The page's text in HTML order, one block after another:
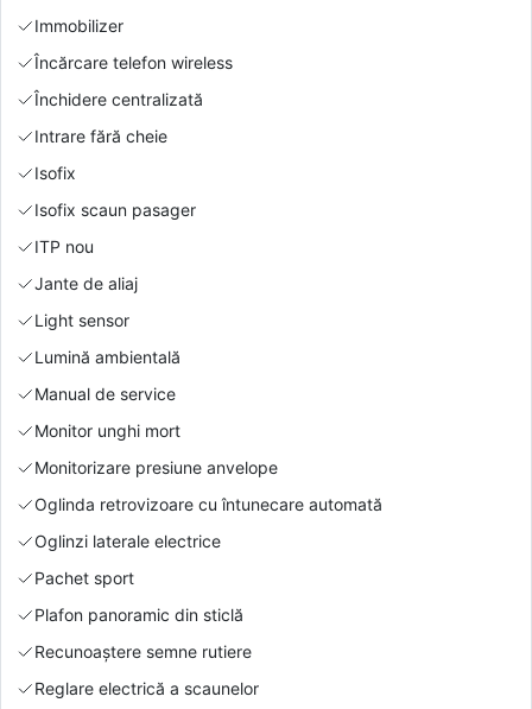
Immobilizer
Încărcare telefon wireless
Închidere centralizată
Intrare fără cheie
Isofix
Isofix scaun pasager
ITP nou
Jante de aliaj
Light sensor
Lumină ambientală
Manual de service
Monitor unghi mort
Monitorizare presiune anvelope
Oglinda retrovizoare cu întunecare automată
Oglinzi laterale electrice
Pachet sport
Plafon panoramic din sticlă
Recunoaștere semne rutiere
Reglare electrică a scaunelor